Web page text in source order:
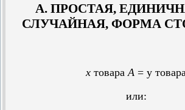
А. ПРОСТАЯ,
СЛУЧАЙНАЯ, ФОРМА
х товара А = у товара
или: